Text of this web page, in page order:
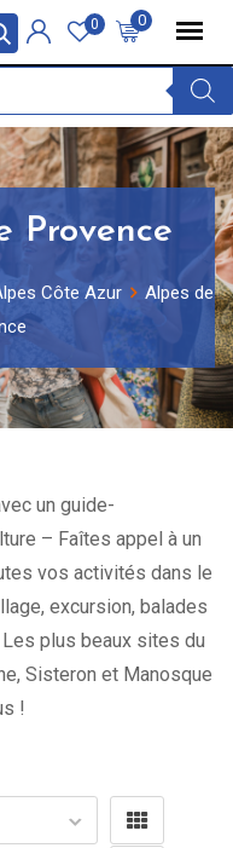
0
0
Provence
Côte Azur
Alpes de
un guide-
– Faîtes appel à un
vos activités dans le
excursion, balades
plus beaux sites du
Sisteron et Manosque
!